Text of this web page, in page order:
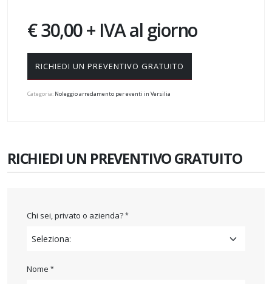
€ 30,00 + IVA al giorno
RICHIEDI UN PREVENTIVO GRATUITO
Categoria: Noleggio arredamento per eventi in Versilia
RICHIEDI UN PREVENTIVO GRATUITO
Chi sei, privato o azienda?
Nome